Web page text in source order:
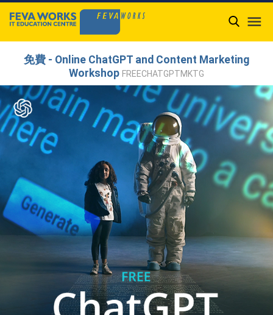

免費 - Online ChatGPT and Content Marketing
Workshop FREECHATGPTMKTG